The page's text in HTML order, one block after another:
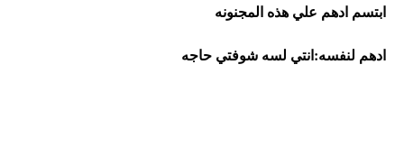
ابتسم ادهم علي هذه المجنونه
ادهم لنفسه:انتي لسه شوفتي حاجه